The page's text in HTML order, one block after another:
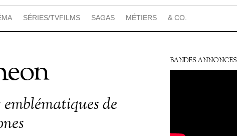
SÉRIES/TVFILMS SAGAS MÉTIERS & CO.
de
BANDES ANNONCES